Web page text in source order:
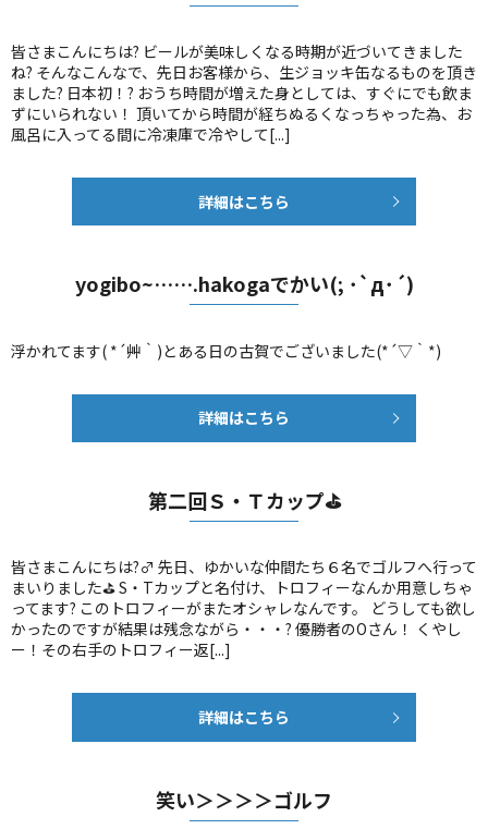
皆さまこんにちは? ビールが美味しくなる時期が近づいてきました
ね? そんなこんなで、先日お客様から、生ジョッキ缶なるものを頂き
ました? 日本初！? おうち時間が増えた身としては、すぐにでも飲ま
ずにいられない！ 頂いてから時間が経ちぬるくなっちゃった為、お
風呂に入ってる間に冷凍庫で冷やして[...]
詳細はこちら
yogibo~…….hakogaでかい(; ･`д･´)
浮かれてます( *´艸｀)とある日の古賀でございました(*´▽｀*)
詳細はこちら
第二回Ｓ・Ｔカップ⛳
皆さまこんにちは?‍♂️ 先日、ゆかいな仲間たち６名でゴルフへ行って
まいりました⛳ S・Tカップと名付け、トロフィーなんか用意しちゃ
ってます? このトロフィーがまたオシャレなんです。 どうしても欲し
かったのですが結果は残念ながら・・・? 優勝者のOさん！ くやし
ー！その右手のトロフィー返[...]
詳細はこちら
笑い＞＞＞＞ゴルフ